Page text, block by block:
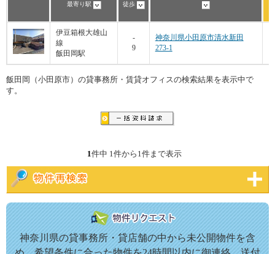
神奈川県の貸事務所・貸店舗の中から未公開物件を含
最寄り駅
徒歩
伊豆箱根大雄山
線
飯田岡駅
-
9
神奈川県小田原市清水新田
273-1
飯田岡（小田原市）の貸事務所・賃貸オフィスの検索結果を表示中で
す。
1件中 1件から1件まで表示